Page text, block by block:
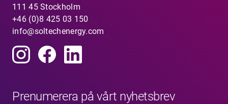
111 45 Stockholm
+46 (0)8 425 03 150
info@soltechenergy.com
Prenumerera på vårt nyhetsbrev